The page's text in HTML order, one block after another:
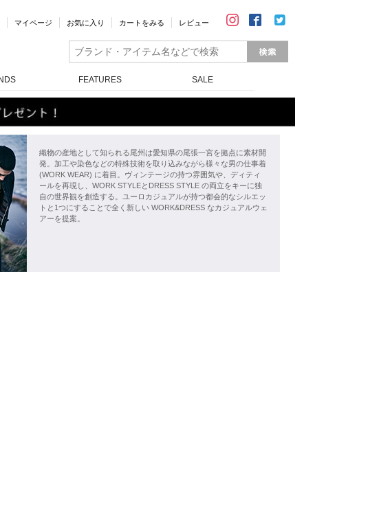
マイページ お気に入り カートをみる レビュー
FEATURES SALE
織物の産地として知られる尾州は愛知県の尾張一宮を拠点に素材開
発。加工や染色などの特殊技術を取り込みながら様々な男の仕事着
(WORK WEAR) に着目。ヴィンテージの持つ雰囲気や、ディティ
ールを再現し、WORK STYLEとDRESS STYLE の両立をキーに独
自の世界観を創造する。ユーロカジュアルが持つ都会的なシルエッ
トと1つにすることで全く新しい WORK&DRESS なカジュアルウェ
アーを提案。